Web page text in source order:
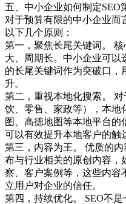
五、中小企业如何制定SEO
对于预算有限的中小企业而
以下几个原则：
第一，聚焦长尾关键词。
大、周期长。中小企业可以
的长尾关键词作为突破口，
升。
第二，重视本地化搜索。
饮、零售、家政等），本地
图、高德地图等本地平台的
可以有效提升本地客户的触
第三，内容为王。 优质的
布与行业相关的原创内容，
察、客户案例等，这些内容
立用户对企业的信任。
第四，持续优化。 SEO不